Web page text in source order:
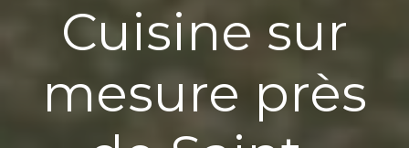
Cuisine sur
mesure près